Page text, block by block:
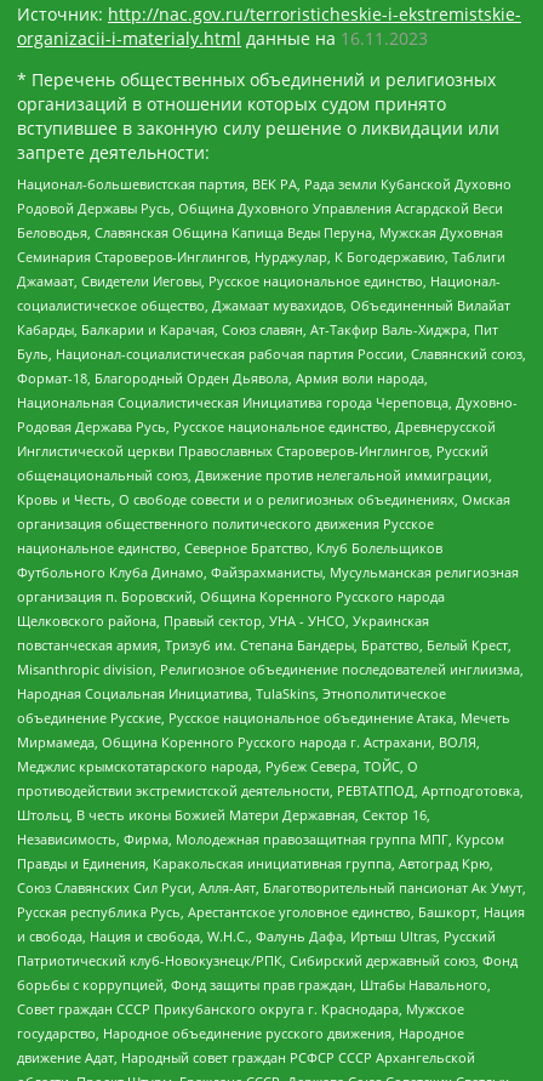
Источник: http://nac.gov.ru/terroristicheskie-i-ekstremistskie-
organizacii-i-materialy.html данные на 16.11.2023
* Перечень общественных объединений и религиозных
организаций в отношении которых судом принято
вступившее в законную силу решение о ликвидации или
запрете деятельности:
Национал-большевистская партия, ВЕК РА, Рада земли Кубанской Духовно
Родовой Державы Русь, Община Духовного Управления Асгардской Веси
Беловодья, Славянская Община Капища Веды Перуна, Мужская Духовная
Семинария Староверов-Инглингов, Нурджулар, К Богодержавию, Таблиги
Джамаат, Свидетели Иеговы, Русское национальное единство, Национал-
социалистическое общество, Джамаат мувахидов, Объединенный Вилайат
Кабарды, Балкарии и Карачая, Союз славян, Ат-Такфир Валь-Хиджра, Пит
Буль, Национал-социалистическая рабочая партия России, Славянский союз,
Формат-18, Благородный Орден Дьявола, Армия воли народа,
Национальная Социалистическая Инициатива города Череповца, Духовно-
Родовая Держава Русь, Русское национальное единство, Древнерусской
Инглистической церкви Православных Староверов-Инглингов, Русский
общенациональный союз, Движение против нелегальной иммиграции,
Кровь и Честь, О свободе совести и о религиозных объединениях, Омская
организация общественного политического движения Русское
национальное единство, Северное Братство, Клуб Болельщиков
Футбольного Клуба Динамо, Файзрахманисты, Мусульманская религиозная
организация п. Боровский, Община Коренного Русского народа
Щелковского района, Правый сектор, УНА - УНСО, Украинская
повстанческая армия, Тризуб им. Степана Бандеры, Братство, Белый Крест,
Misanthropic division, Религиозное объединение последователей инглиизма,
Народная Социальная Инициатива, TulaSkins, Этнополитическое
объединение Русские, Русское национальное объединение Атака, Мечеть
Мирмамеда, Община Коренного Русского народа г. Астрахани, ВОЛЯ,
Меджлис крымскотатарского народа, Рубеж Севера, ТОЙС, О
противодействии экстремистской деятельности, РЕВТАТПОД, Артподготовка,
Штольц, В честь иконы Божией Матери Державная, Сектор 16,
Независимость, Фирма, Молодежная правозащитная группа МПГ, Курсом
Правды и Единения, Каракольская инициативная группа, Автоград Крю,
Союз Славянских Сил Руси, Алля-Аят, Благотворительный пансионат Ак Умут,
Русская республика Русь, Арестантское уголовное единство, Башкорт, Нация
и свобода, Нация и свобода, W.H.С., Фалунь Дафа, Иртыш Ultras, Русский
Патриотический клуб-Новокузнецк/РПК, Сибирский державный союз, Фонд
борьбы с коррупцией, Фонд защиты прав граждан, Штабы Навального,
Совет граждан СССР Прикубанского округа г. Краснодара, Мужское
государство, Народное объединение русского движения, Народное
движение Адат, Народный совет граждан РСФСР СССР Архангельской